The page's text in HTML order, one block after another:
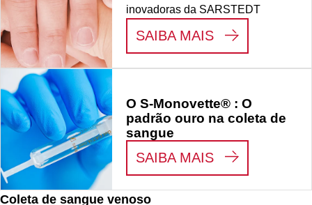
Coleta de sangue venoso
inovadoras da SARSTEDT
SAIBA MAIS: FLUXO DE
O S-Monovette® : O
padrão ouro na coleta de
sangue
SAIBA MAIS: O S-